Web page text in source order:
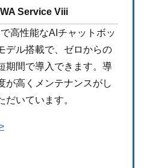
Service Viii
高性能なAIチャットボッ
デル搭載で、ゼロからの
期間で導入できます。導
が高くメンテナンスがし
いています。